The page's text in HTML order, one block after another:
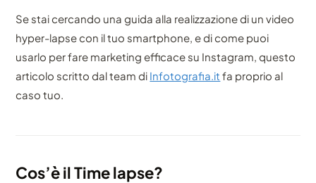
Se stai cercando una guida alla realizzazione di un video
hyper-lapse con il tuo smartphone, e di come puoi
usarlo per fare marketing efficace su Instagram, questo
articolo scritto dal team di Infotografia.it fa proprio al
caso tuo.
Cos’è il Time lapse?